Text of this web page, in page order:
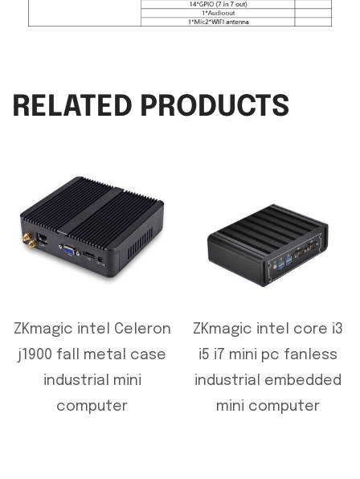
RELATED PRODUCTS
ZKmagic intel Celeron
j1900 fall metal case
industrial mini
computer
ZKmagic intel core i3
i5 i7 mini pc fanless
industrial embedded
mini computer